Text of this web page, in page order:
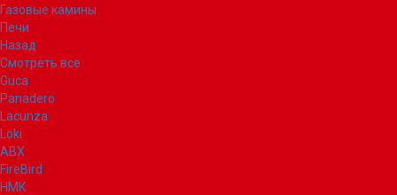
Газовые камины
Печи
Назад
Смотреть все
Guca
Panadero
Lacunza
Loki
ABX
FireBird
НМК